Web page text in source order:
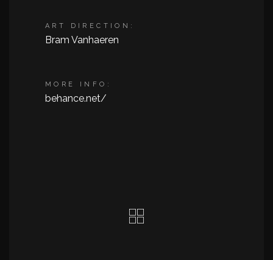
ART DIRECTION:
Bram Vanhaeren
MORE INFO:
behance.net/